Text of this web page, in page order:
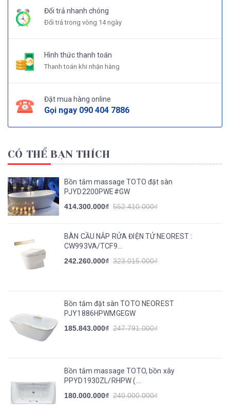
Đổi trả nhanh chóng
Đổi trả trong vòng 14 ngày
Hình thức thanh toán
Thanh toán khi nhận hàng
Đặt mua hàng online
Gọi ngay 090 404 7886
CÓ THỂ BẠN THÍCH
Bồn tắm massage TOTO đặt sàn
PJYD2200PWE#GW
414.300.000₫ 552.410.000₫
BÀN CẦU NẮP RỬA ĐIỆN TỬ NEOREST :
CW993VA/TCF9...
242.260.000₫ 323.015.000₫
Bồn tắm đặt sàn TOTO NEOREST
PJY1886HPWMGEGW
185.843.000₫ 247.791.000₫
Bồn tắm massage TOTO, bồn xây
PPYD1930ZL/RHPW (...
180.000.000₫ 240.000.000₫